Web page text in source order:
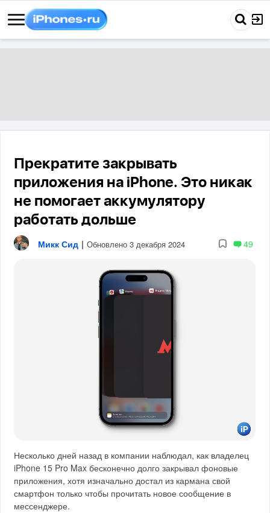
Прекратите закрывать
приложения на iPhone. Это никак
не помогает аккумулятору
работать дольше
Микк Сид | Обновлено 3 декабря 2024 49
Несколько дней назад в компании наблюдал, как владелец
iPhone 15 Pro Max бесконечно долго закрывал фоновые
приложения, хотя изначально достал из кармана свой
смартфон только чтобы прочитать новое сообщение в
мессенджере.